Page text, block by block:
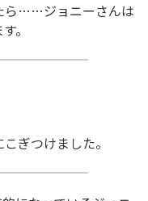
ら……ジョニーさんは
。
ぎつけました。